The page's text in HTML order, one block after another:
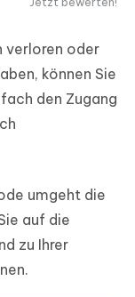
verloren oder
können Sie
den Zugang
umgeht die
auf die
zu Ihrer